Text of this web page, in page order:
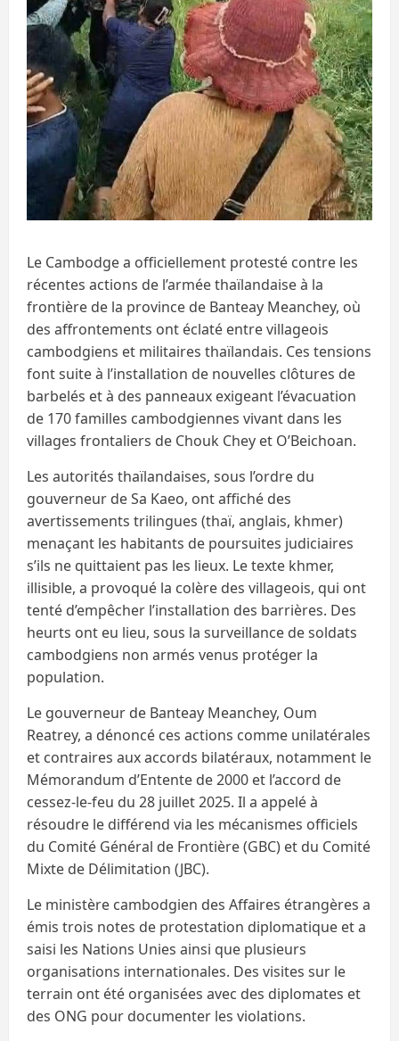
Le Cambodge a officiellement protesté contre les
récentes actions de l’armée thaïlandaise à la
frontière de la province de Banteay Meanchey, où
des affrontements ont éclaté entre villageois
cambodgiens et militaires thaïlandais. Ces tensions
font suite à l’installation de nouvelles clôtures de
barbelés et à des panneaux exigeant l’évacuation
de 170 familles cambodgiennes vivant dans les
villages frontaliers de Chouk Chey et O’Beichoan.
Les autorités thaïlandaises, sous l’ordre du
gouverneur de Sa Kaeo, ont affiché des
avertissements trilingues (thaï, anglais, khmer)
menaçant les habitants de poursuites judiciaires
s’ils ne quittaient pas les lieux. Le texte khmer,
illisible, a provoqué la colère des villageois, qui ont
tenté d’empêcher l’installation des barrières. Des
heurts ont eu lieu, sous la surveillance de soldats
cambodgiens non armés venus protéger la
population.
Le gouverneur de Banteay Meanchey, Oum
Reatrey, a dénoncé ces actions comme unilatérales
et contraires aux accords bilatéraux, notamment le
Mémorandum d’Entente de 2000 et l’accord de
cessez-le-feu du 28 juillet 2025. Il a appelé à
résoudre le différend via les mécanismes officiels
du Comité Général de Frontière (GBC) et du Comité
Mixte de Délimitation (JBC).
Le ministère cambodgien des Affaires étrangères a
émis trois notes de protestation diplomatique et a
saisi les Nations Unies ainsi que plusieurs
organisations internationales. Des visites sur le
terrain ont été organisées avec des diplomates et
des ONG pour documenter les violations.